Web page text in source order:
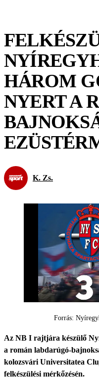
HÁROM
NYERT A
K. Zs.
Forrás:
Az NB I rajtjára készülő
a román labdarúgó-
kolozsvári Universitatea
felkészülési mérkőzésén.